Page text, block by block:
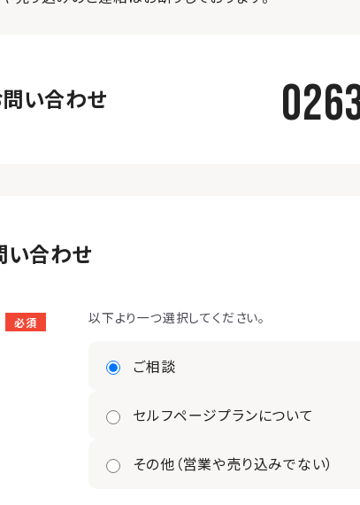
い合わせ
合わせ
必須 以下より一つ選択してください。
ご相談
セルフページプランについて
その他（営業や売り込みでない）